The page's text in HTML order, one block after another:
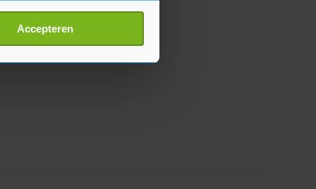
detailgedeelte
Accepteren